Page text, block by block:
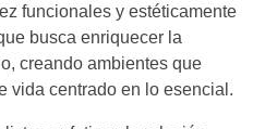
funcionales y estéticamente
busca enriquecer la
creando ambientes que
vida centrado en lo esencial.